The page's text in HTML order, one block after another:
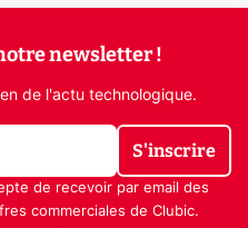
newsletter !
de l'actu technologique.
S'inscrire
de recevoir par email des
commerciales de Clubic.